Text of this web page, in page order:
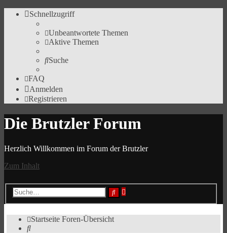
Schnellzugriff
Unbeantwortete Themen
Aktive Themen
Suche
FAQ
Anmelden
Registrieren
Die Brutzler Forum
Herzlich Willkommen im Forum der Brutzler
Zum Inhalt
Suche
Startseite Foren-Übersicht
Suche